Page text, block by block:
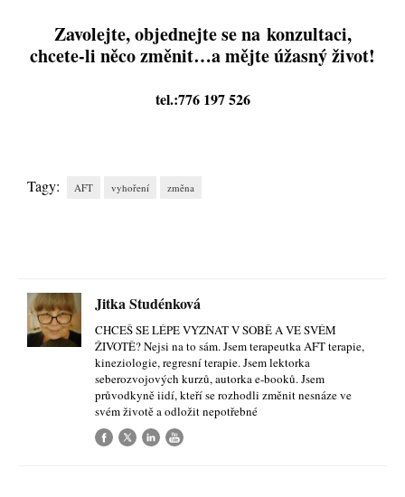
Zavolejte, objednejte se na konzultaci,
chcete-li něco změnit…a mějte úžasný život!
tel.:776 197 526
Tagy: AFT vyhoření změna
Jitka Studénková
CHCEŠ SE LÉPE VYZNAT V SOBĚ A VE SVÉM
ŽIVOTĚ? Nejsi na to sám. Jsem terapeutka AFT terapie,
kineziologie, regresní terapie. Jsem lektorka
seberozvojových kurzů, autorka e-booků. Jsem
průvodkyně iidí, kteří se rozhodli změnit nesnáze ve
svém životě a odložit nepotřebné